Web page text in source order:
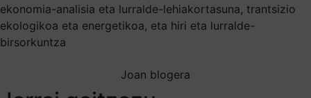
ekonomia-analisia eta lurralde-lehiakortasuna, trantsizio
ekologikoa eta energetikoa, eta hiri eta lurralde-
birsorkuntza
Joan blogera